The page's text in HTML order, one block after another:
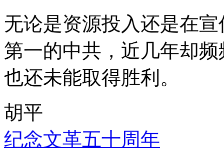
无论是资源投入还是在
第一的中共，近几年却
也还未能取得胜利。
胡平
纪念文革五十周年